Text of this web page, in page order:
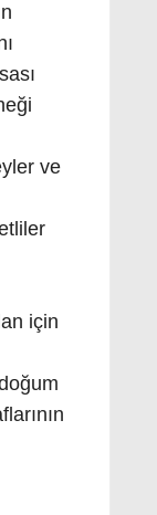
ve
için